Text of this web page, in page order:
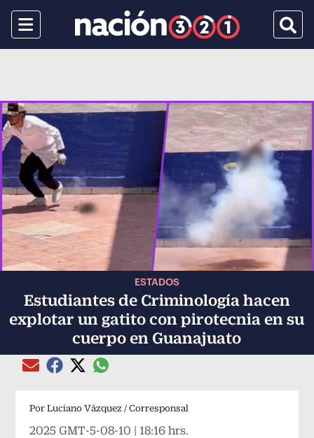
Menu
ESTADOS
Estudiantes de Criminología hacen
explotar un gatito con pirotecnia en su
cuerpo en Guanajuato
Compartir el artículo actual mediante Email
Compartir el artículo actual mediante Facebook
Compartir el artículo actual mediante Twitter
Compartir el artículo actual mediante
Por Luciano Vázquez / Corresponsal
2025 GMT-5-08-10 | 18:16 hrs.